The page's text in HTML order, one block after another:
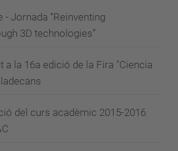
- Jornada “Reinventing
3D technologies”
a la 16a edició de la Fira "Ciencia
del curs acadèmic 2015-2016